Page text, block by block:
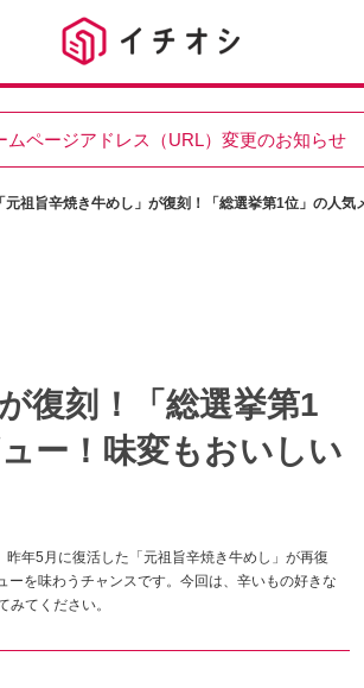
ムページアドレス（URL）変更のお知らせ
元祖旨辛焼き牛めし」が復刻！「総選挙第1位」の人
復刻！「総選挙第1
ー！味変もおいしい
年5月に復活した「元祖旨辛焼き牛めし」が再復
を味わうチャンスです。今回は、辛いもの好きな
てください。